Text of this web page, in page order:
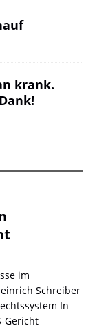
krank.
im
Schreiber
In
Gericht